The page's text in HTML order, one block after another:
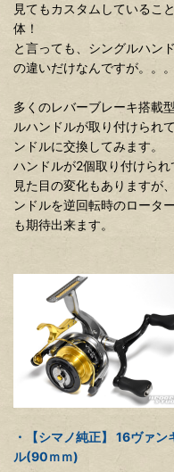
見てもカスタムしているこ
体！
と言っても、シングルハン
の違いだけなんですが。。。
多くのレバーブレーキ搭載
ルハンドルが取り付けられ
ンドルに交換してみます。
ハンドルが2個取り付けら
見た目の変化もありますが
ンドルを逆回転時のロータ
も期待出来ます。
・【シマノ純正】 16ヴァ
ル(90ｍｍ)